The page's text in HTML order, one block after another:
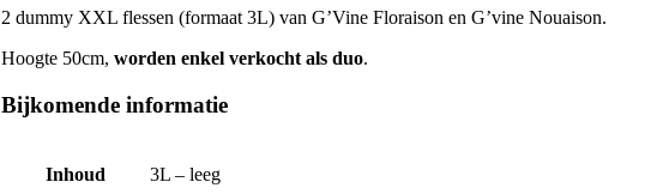
2 dummy XXL flessen (formaat 3L) van G’Vine Floraison en G’vine Nouaison.
Hoogte 50cm, worden enkel verkocht als duo.
Bijkomende informatie
Inhoud 3L – leeg